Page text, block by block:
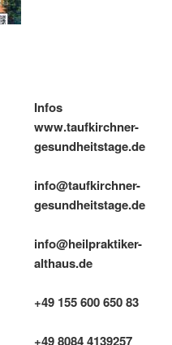
Infos
www.taufkirchner-
gesundheitstage.de
info@taufkirchner-
gesundheitstage.de
info@heilpraktiker-
althaus.de
+49 155 600 650 83
+49 8084 4139257